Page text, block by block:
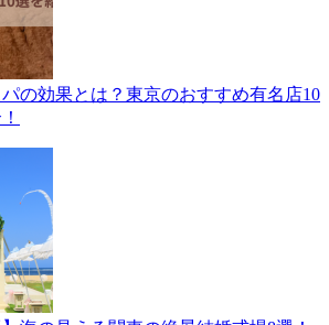
の効果とは？東京のおすすめ有名店10